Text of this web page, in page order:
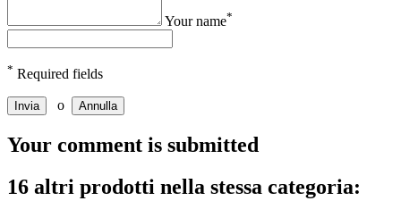
Your name*
* Required fields
Invia o Annulla
Your comment is submitted
16 altri prodotti nella stessa categoria: